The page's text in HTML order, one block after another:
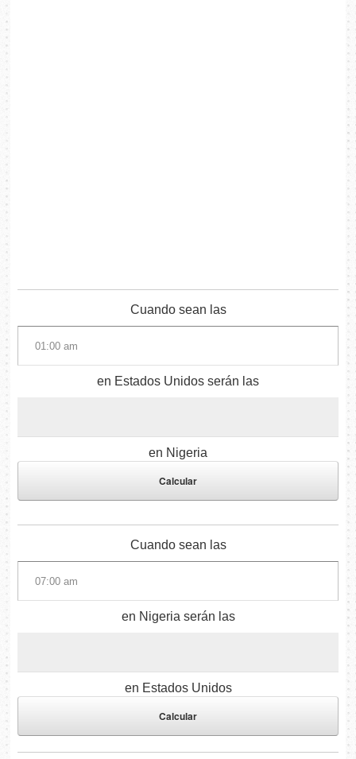
Cuando sean las
en Estados Unidos serán las
en Nigeria
Cuando sean las
en Nigeria serán las
en Estados Unidos